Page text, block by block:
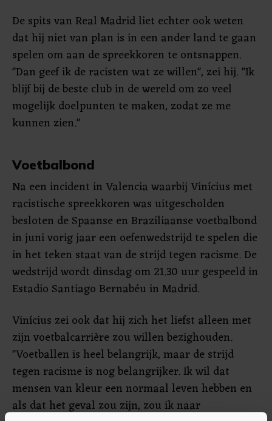
De spits van Real Madrid liet echter ook weten
dat hij niet van plan is in een ander land te gaan
spelen om aan de spreekkoren te ontsnappen.
"Dan geef ik de racisten wat ze willen", zei hij. "Ik
blijf bij de beste club in de wereld om zo veel
mogelijk doelpunten te maken, zodat ze me
kunnen zien."
Voetbalbond
Na een incident in Valencia waarbij Vinícius met
racistische spreekkoren was uitgescholden
besloten de Spaanse en Braziliaanse voetbalbond
in juni vorig jaar een oefenwedstrijd te spelen die
in het teken staat van de strijd tegen racisme. De
wedstrijd wordt dinsdag om 21.30 uur gespeeld in
Estadio Santiago Bernabéu in Madrid.
Vinícius zei ook dat hij zich het liefst alleen met
zijn voetbalcarrière zou willen bezighouden.
"Voetballen is heel belangrijk, maar de strijd
tegen racisme is nog belangrijker. Ik wil dat
mensen van kleur een normaal leven hebben en
als dat het geval zou zijn, zou ik naar